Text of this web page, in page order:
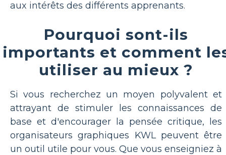
aux intérêts des différents apprenants.
Pourquoi sont-ils
importants et comment
utiliser au mieux ?
Si vous recherchez un moyen polyvalent et
attrayant de stimuler les connaissances de
base et d'encourager la pensée critique, les
organisateurs graphiques KWL peuvent être
un outil utile pour vous. Que vous enseigniez à